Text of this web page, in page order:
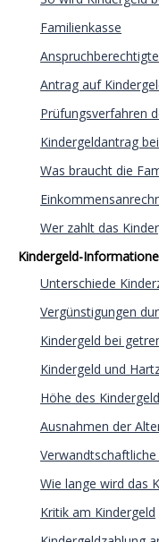
Familienkasse
Antrag auf
Prüfungsverfahren
Kindergeldantrag
Was braucht die
Wer zahlt das
Kindergeld-
Unterschiede
Vergünstigungen
Kindergeld bei
Kindergeld und
Höhe des
Ausnahmen der
Wie lange wird das
Kritik am Kindergeld